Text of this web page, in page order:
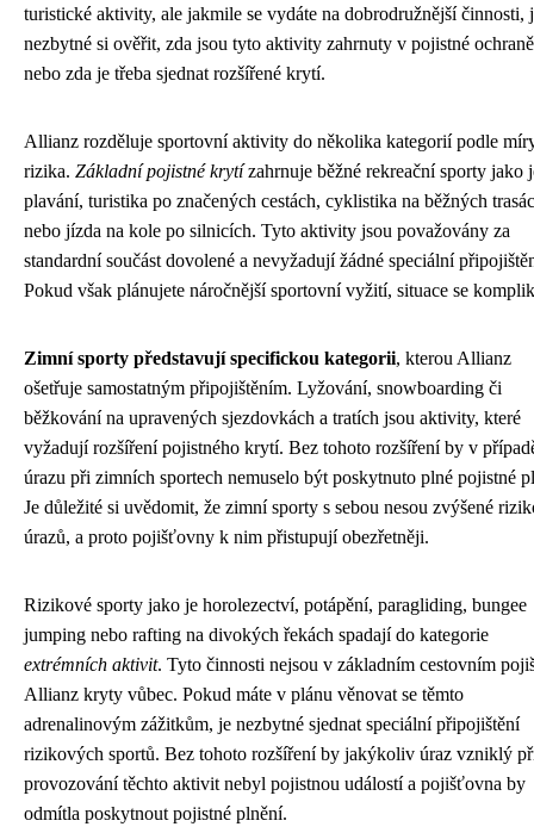
turistické aktivity, ale jakmile se vydáte na dobrodružnější činnosti,
nezbytné si ověřit, zda jsou tyto aktivity zahrnuty v pojistné ochraně
nebo zda je třeba sjednat rozšířené krytí.
Allianz rozděluje sportovní aktivity do několika kategorií podle
rizika. Základní pojistné krytízahrnuje běžné rekreační sporty jako
plavání, turistika po značených cestách, cyklistika na běžných
nebo jízda na kole po silnicích. Tyto aktivity jsou považovány za
standardní součást dovolené a nevyžadují žádné speciální
Pokud však plánujete náročnější sportovní vyžití, situace se
Zimní sporty představují specifickou kategorii, kterou Allianz
ošetřuje samostatným připojištěním. Lyžování, snowboarding či
běžkování na upravených sjezdovkách a tratích jsou aktivity, které
vyžadují rozšíření pojistného krytí. Bez tohoto rozšíření by v
úrazu při zimních sportech nemuselo být poskytnuto plné pojistné
Je důležité si uvědomit, že zimní sporty s sebou nesou zvýšené
úrazů, a proto pojišťovny k nim přistupují obezřetněji.
Rizikové sporty jako je horolezectví, potápění, paragliding, bungee
jumping nebo rafting na divokých řekách spadají do kategorie
extrémních aktivit. Tyto činnosti nejsou v základním cestovním
Allianz kryty vůbec. Pokud máte v plánu věnovat se těmto
adrenalinovým zážitkům, je nezbytné sjednat speciální připojištění
rizikových sportů. Bez tohoto rozšíření by jakýkoliv úraz vzniklý
provozování těchto aktivit nebyl pojistnou událostí a pojišťovna by
odmítla poskytnout pojistné plnění.